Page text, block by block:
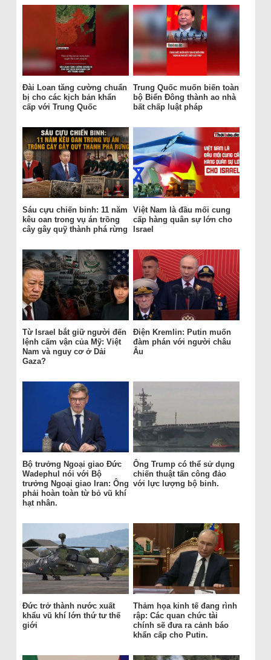
Đài Loan tăng cường chuẩn
bị cho các kịch bản khẩn
cấp với Trung Quốc
Trung Quốc muốn biến toàn
bộ Biển Đông thành ao nhà
bất chấp luật pháp
Sáu cựu chiến binh: 11 năm
kêu oan trong vụ án trồng
cây gây quỹ thành phá rừng
Việt Nam là đầu mối cung
cấp hàng quân sự lớn cho
Israel
Từ Israel bắt giữ người đến
lệnh cấm vận của Mỹ: Việt
Nam và nguy cơ ở Dải
Gaza?
Điện Kremlin: Putin muốn
đàm phán với người châu
Âu
Bộ trưởng Ngoại giao Đức
Wadephul nói với Bộ
trưởng Ngoại giao Iran: Ông
phải hoàn toàn từ bỏ vũ khí
hạt nhân.
Ông Trump có thể sử dụng
chiến thuật tấn công đảo
với lực lượng bộ binh.
Đức trở thành nước xuất
khẩu vũ khí lớn thứ tư thế
giới
Thảm họa kinh tế đang rình
rập: Các quan chức tài
chính sẽ đưa ra cảnh báo
khẩn cấp cho Putin.